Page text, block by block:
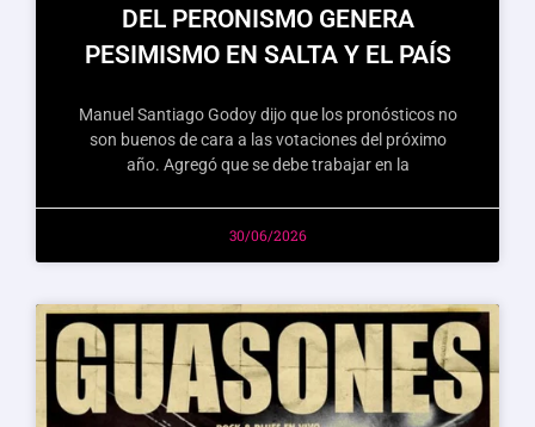
DEL PERONISMO GENERA
PESIMISMO EN SALTA Y EL PAÍS
Manuel Santiago Godoy dijo que los pronósticos no
son buenos de cara a las votaciones del próximo
año. Agregó que se debe trabajar en la
30/06/2026